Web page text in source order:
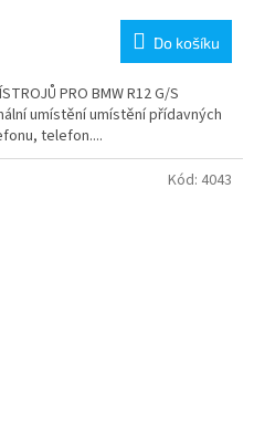
Do košíku
PRO BMW R12 G/S
umístění umístění přídavných
telefon....
Kód: 4043